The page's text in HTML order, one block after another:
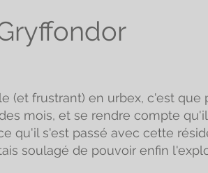
(et frustrant) en urbex, c'est
mois, et se rendre compte
qu'il s'est passé avec cette
soulagé de pouvoir enfin